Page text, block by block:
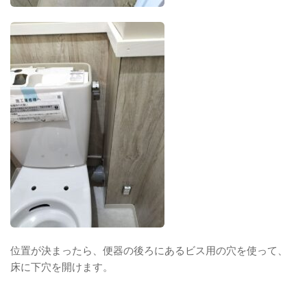
位置が決まったら、便器の後ろにあるビス用の穴を使って、
床に下穴を開けます。